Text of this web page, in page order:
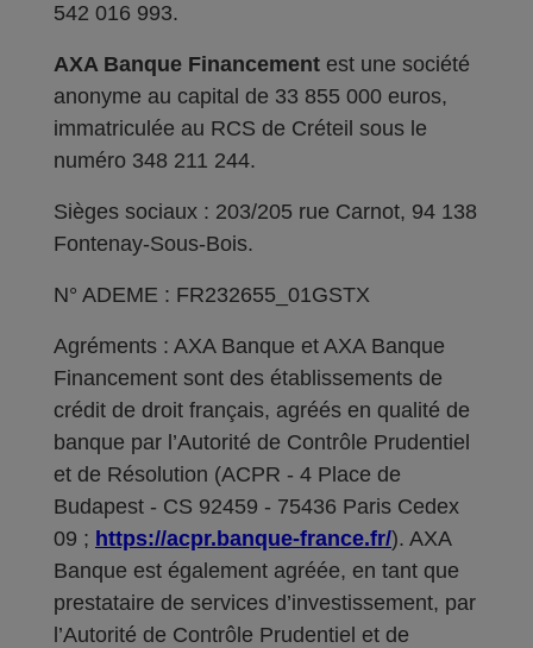
542 016 993.
AXA Banque Financement est une société
anonyme au capital de 33 855 000 euros,
immatriculée au RCS de Créteil sous le
numéro 348 211 244.
Sièges sociaux : 203/205 rue Carnot, 94 138
Fontenay-Sous-Bois.
N° ADEME : FR232655_01GSTX
Agréments : AXA Banque et AXA Banque
Financement sont des établissements de
crédit de droit français, agréés en qualité de
banque par l’Autorité de Contrôle Prudentiel
et de Résolution (ACPR - 4 Place de
Budapest - CS 92459 - 75436 Paris Cedex
09 ; https://acpr.banque-france.fr/). AXA
Banque est également agréée, en tant que
prestataire de services d’investissement, par
l’Autorité de Contrôle Prudentiel et de